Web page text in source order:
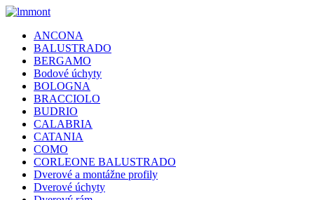
ANCONA
BALUSTRADO
BERGAMO
Bodové úchyty
BOLOGNA
BRACCIOLO
BUDRIO
CALABRIA
CATANIA
COMO
CORLEONE BALUSTRADO
Dverové a montážne profily
Dverové úchyty